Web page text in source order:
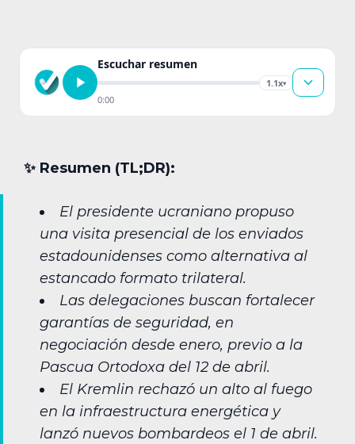
Escuchar resumen
1.1x▾
0:00
✨︎ Resumen (TL;DR):
El presidente ucraniano propuso
una visita presencial de los enviados
estadounidenses como alternativa al
estancado formato trilateral.
Las delegaciones buscan fortalecer
garantías de seguridad, en
negociación desde enero, previo a la
Pascua Ortodoxa del 12 de abril.
El Kremlin rechazó un alto al fuego
en la infraestructura energética y
lanzó nuevos bombardeos el 1 de abril.